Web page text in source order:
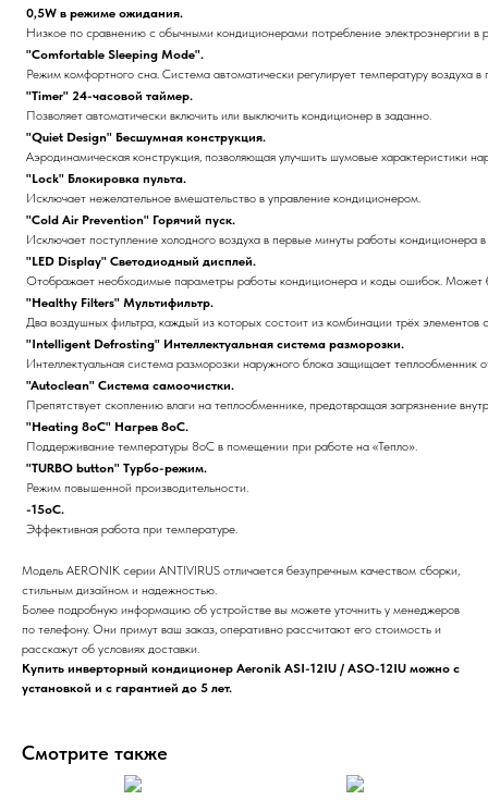
0,5W в режиме ожидания.
Низкое по сравнению с обычными кондиционерами потребление электроэнергии в
"Comfortable Sleeping Mode".
Режим комфортного сна. Система автоматически регулирует температуру воздуха
"Timer" 24-часовой таймер.
Позволяет автоматически включить или выключить кондиционер в заданно.
"Quiet Design" Бесшумная конструкция.
Аэродинамическая конструкция, позволяющая улучшить шумовые характеристики
"Lock" Блокировка пульта.
Исключает нежелательное вмешательство в управление кондиционером.
"Cold Air Prevention" Горячий пуск.
Исключает поступление холодного воздуха в первые минуты работы кондиционера
"LED Display" Светодиодный дисплей.
Отображает необходимые параметры работы кондиционера и коды ошибок. Может
"Healthy Filters" Мультифильтр.
Два воздушных фильтра, каждый из которых состоит из комбинации трёх
"Intelligent Defrosting" Интеллектуальная система разморозки.
Интеллектуальная система разморозки наружного блока защищает теплообменник
"Autoclean" Система самоочистки.
Препятствует скоплению влаги на теплообменнике, предотвращая загрязнение
"Heating 8oC" Нагрев 8oС.
Поддерживание температуры 8oС в помещении при работе на «Тепло».
"TURBO button" Турбо-режим.
Режим повышенной производительности.
-15oC.
Эффективная работа при температуре.
Модель AERONIK серии ANTIVIRUS отличается безупречным качеством сборки,
стильным дизайном и надежностью.
Более подробную информацию об устройстве вы можете уточнить у менеджеров
по телефону. Они примут ваш заказ, оперативно рассчитают его стоимость и
расскажут об условиях доставки.
Купить инверторный кондиционер Aeronik ASI-12IU / ASO-12IU можно с
установкой и с гарантией до 5 лет.
Смотрите также